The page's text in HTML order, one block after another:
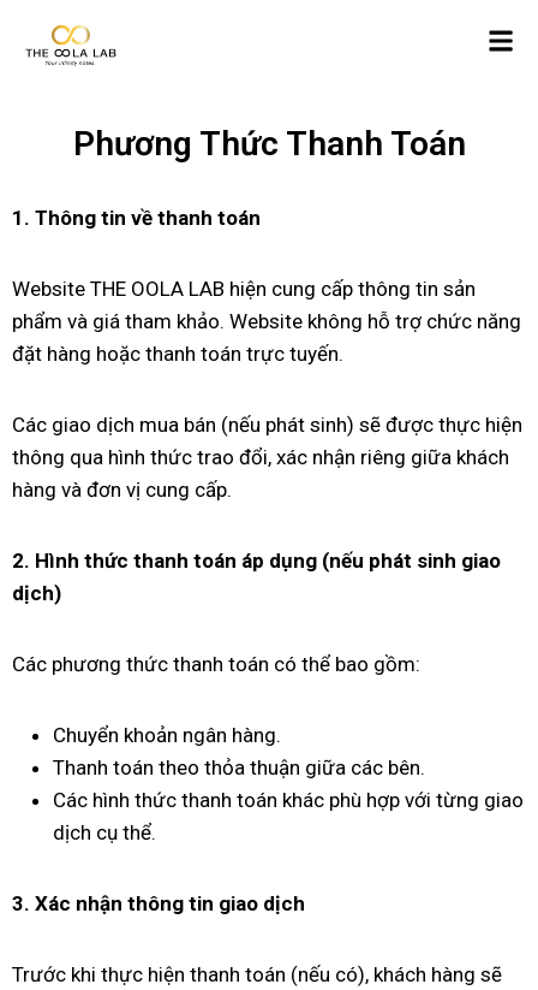
Phương Thức Thanh Toán
1. Thông tin về thanh toán
Website THE OOLA LAB hiện cung cấp thông tin sản
phẩm và giá tham khảo. Website không hỗ trợ chức năng
đặt hàng hoặc thanh toán trực tuyến.
Các giao dịch mua bán (nếu phát sinh) sẽ được thực hiện
thông qua hình thức trao đổi, xác nhận riêng giữa khách
hàng và đơn vị cung cấp.
2. Hình thức thanh toán áp dụng (nếu phát sinh giao
dịch)
Các phương thức thanh toán có thể bao gồm:
Chuyển khoản ngân hàng.
Thanh toán theo thỏa thuận giữa các bên.
Các hình thức thanh toán khác phù hợp với từng giao
dịch cụ thể.
3. Xác nhận thông tin giao dịch
Trước khi thực hiện thanh toán (nếu có), khách hàng sẽ